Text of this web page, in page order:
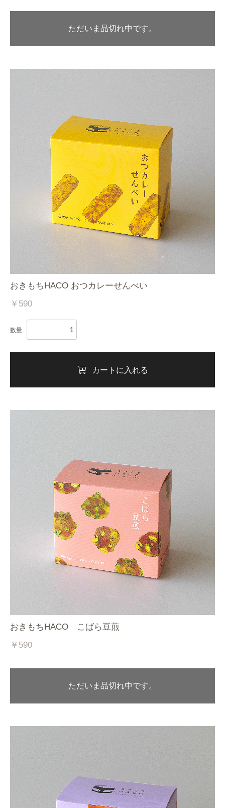
ただいま品切れ中です。
おきもちHACO おつカレーせんべい
￥590
数量
カートに入れる
おきもちHACO こばら豆煎
￥590
ただいま品切れ中です。
お買い物を続ける